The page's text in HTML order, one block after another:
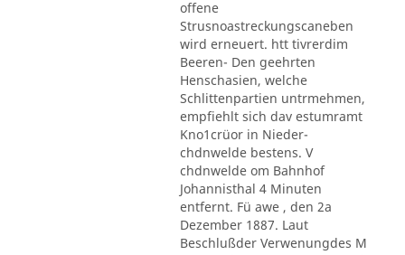
offene
Strusnoastreckungscaneben
wird erneuert. htt tivrerdim
Beeren- Den geehrten
Henschasien, welche
Schlittenpartien untrmehmen,
empfiehlt sich dav estumramt
Kno1crüor in Nieder-
chdnwelde bestens. V
chdnwelde om Bahnhof
Johannisthal 4 Minuten
entfernt. Fü awe , den 2a
Dezember 1887. Laut
Beschlußder Verwenungdes M